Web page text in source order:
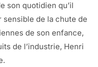
son quotidien qu’il
de la chute de
de son enfance,
de l’industrie, Henri